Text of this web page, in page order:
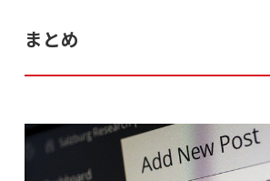
まとめ